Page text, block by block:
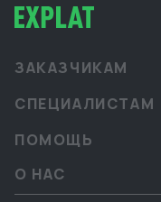
ЗАКАЗЧИКАМ
СПЕЦИАЛИСТАМ
ПОМОЩЬ
О НАС